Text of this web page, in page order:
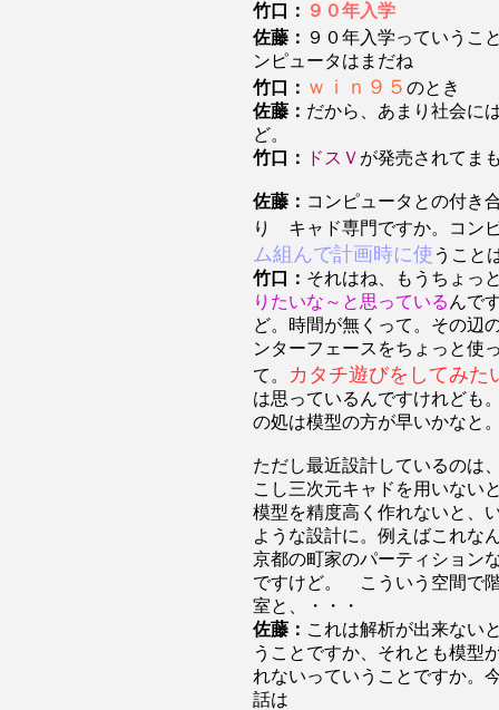
竹口： ９０年入学
佐藤： ９０年入学っていうこ
ンピュータはまだね
竹口： ｗｉｎ９５ のとき
佐藤： だから、あまり社会に
ど。
竹口：
ドスＶ が発売されてま
佐藤： コンピュータとの付き
り キャド専門ですか。コン
ム組んで計画時に使 うこと
竹口： それはね、もうちょっ
りたいな～と思っている んで
ど。時間が無くって。その辺
ンターフェースをちょっと使
て。
カタチ遊びをしてみた
は思っているんですけれども
の処は模型の方が早いかなと
ただし最近設計しているのは
こし三次元キャドを用いない
模型を精度高く作れないと、
ような設計に。例えばこれな
京都の町家のパーティション
ですけど。 こういう空間で
室と、・・・
佐藤： これは解析が出来ない
うことですか、それとも模型
れないっていうことですか。
話は